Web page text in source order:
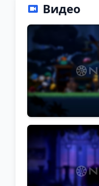
Видео